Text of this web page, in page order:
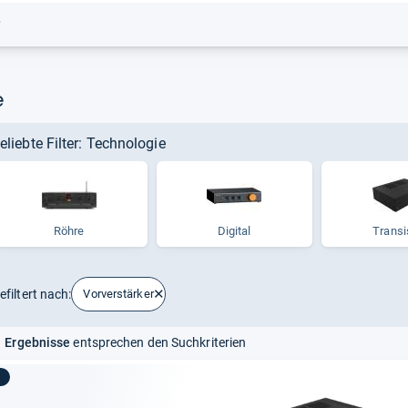
Filter: Technologie
Röhre Digital
nach: Vorverstärker
Ergebnisse entsprechen den Suchkriterien